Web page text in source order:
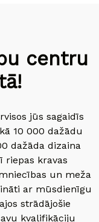
centru
jūs sagaidīs
10 000 dažādu
dažāda dizaina
riepas kravas
un meža
ar mūsdienīgu
strādājošie
kvalifikāciju